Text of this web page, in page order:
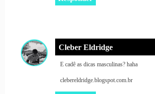
Cleber Eldridge
E cadê as dicas masculinas? haha
clebereldridge.blogspot.com.br